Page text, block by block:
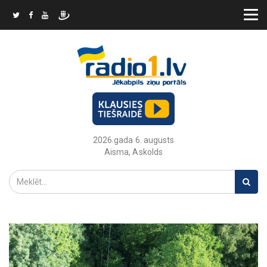
2026.gada 6. augusts
Aisma, Askolds